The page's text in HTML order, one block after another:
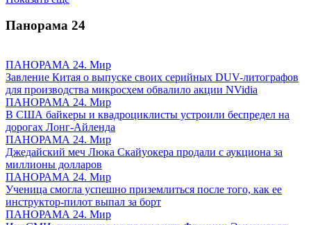
Панорама 24
ПАНОРАМА 24. Мир
Завление Китая о выпуске своих серийных DUV-литографов
для производства микросхем обвалило акции NVidia
ПАНОРАМА 24. Мир
В США байкеры и квадроциклисты устроили беспредел на
дорогах Лонг-Айленда
ПАНОРАМА 24. Мир
Джедайский меч Люка Скайуокера продали с аукциона за
миллионы долларов
ПАНОРАМА 24. Мир
Ученица смогла успешно приземлиться после того, как ее
инструктор-пилот выпал за борт
ПАНОРАМА 24. Мир